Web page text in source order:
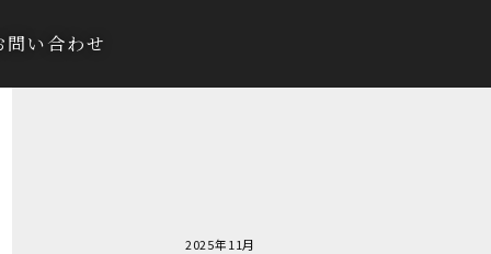
問い合わせ
2025年11月